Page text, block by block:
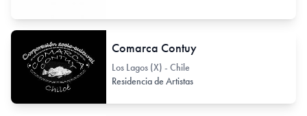
Comarca Contuy
Los Lagos (X) - Chile
Residencia de Artistas